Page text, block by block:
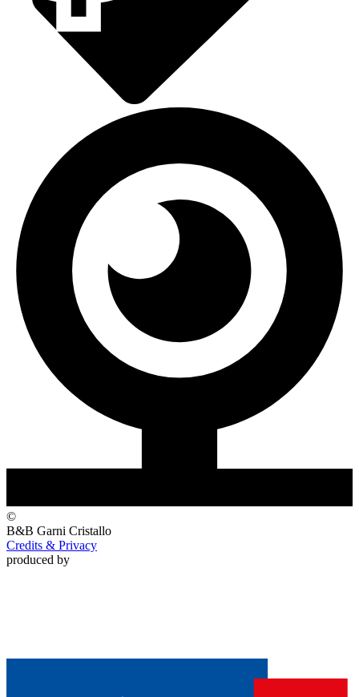
©
B&B Garni Cristallo
Credits & Privacy
produced by